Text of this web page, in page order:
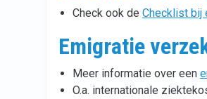
Check ook de Checklist bij
Emigratie
Meer informatie over een
O.a. internationale